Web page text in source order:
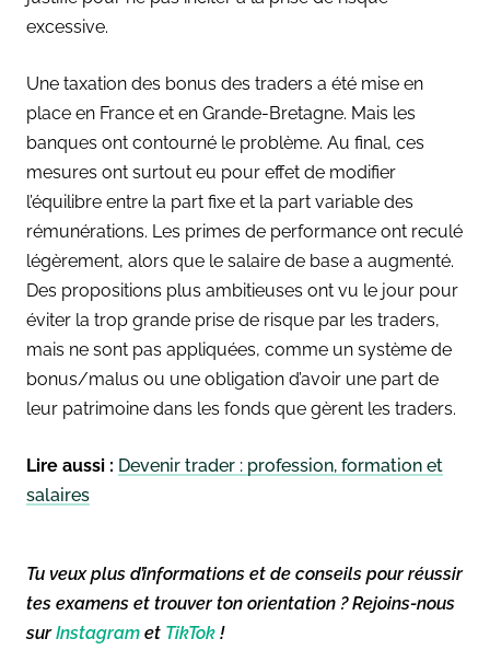
excessive.
Une taxation des bonus des traders a été mise en
place en France et en Grande-Bretagne. Mais les
banques ont contourné le problème. Au final, ces
mesures ont surtout eu pour effet de modifier
l’équilibre entre la part fixe et la part variable des
rémunérations. Les primes de performance ont reculé
légèrement, alors que le salaire de base a augmenté.
Des propositions plus ambitieuses ont vu le jour pour
éviter la trop grande prise de risque par les traders,
mais ne sont pas appliquées, comme un système de
bonus/malus ou une obligation d’avoir une part de
leur patrimoine dans les fonds que gèrent les traders.
Lire aussi : Devenir trader : profession, formation et
salaires
Tu veux plus d’informations et de conseils pour réussir
tes examens et trouver ton orientation ? Rejoins-nous
surInstagram et TikTok !